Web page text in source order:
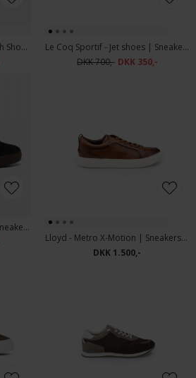
Le Coq Sportif - Astra_2 Mesh Shoes | Sneakers Rød
Le Coq Sportif - Jet shoes | Sneakers Sort
DKK 700,- DKK 350,-
Lacoste - Mens baseshot | Sneakers Blk
Lloyd - Metro X-Motion | Sneakers Cognac
DKK 1.500,-